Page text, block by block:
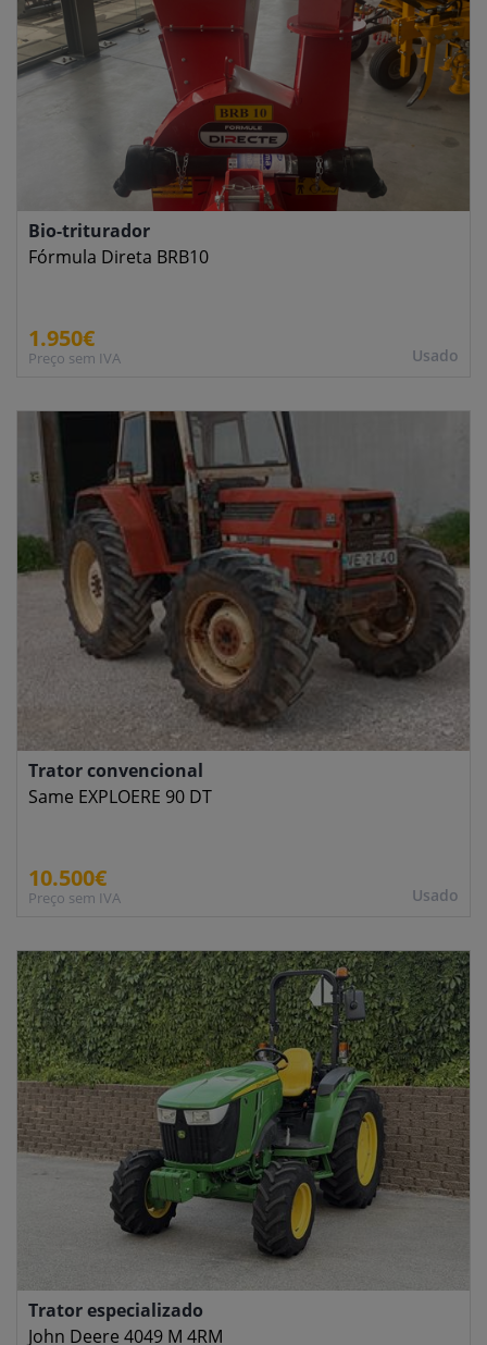
Usado
Bio-triturador
Fórmula Direta BRB10
1.950€
Preço sem IVA
Usado
Trator convencional
Same EXPLOERE 90 DT
10.500€
Preço sem IVA
Trator especializado
John Deere 4049 M 4RM